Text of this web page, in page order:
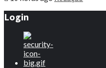
Login